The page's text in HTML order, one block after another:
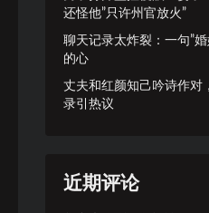
还怪他”只许州官放火”
聊天记录太炸裂：一句”
的心
丈夫和红颜知己吟诗作对
录引热议
近期评论